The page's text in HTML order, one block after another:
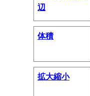
辺
体積
拡大縮小